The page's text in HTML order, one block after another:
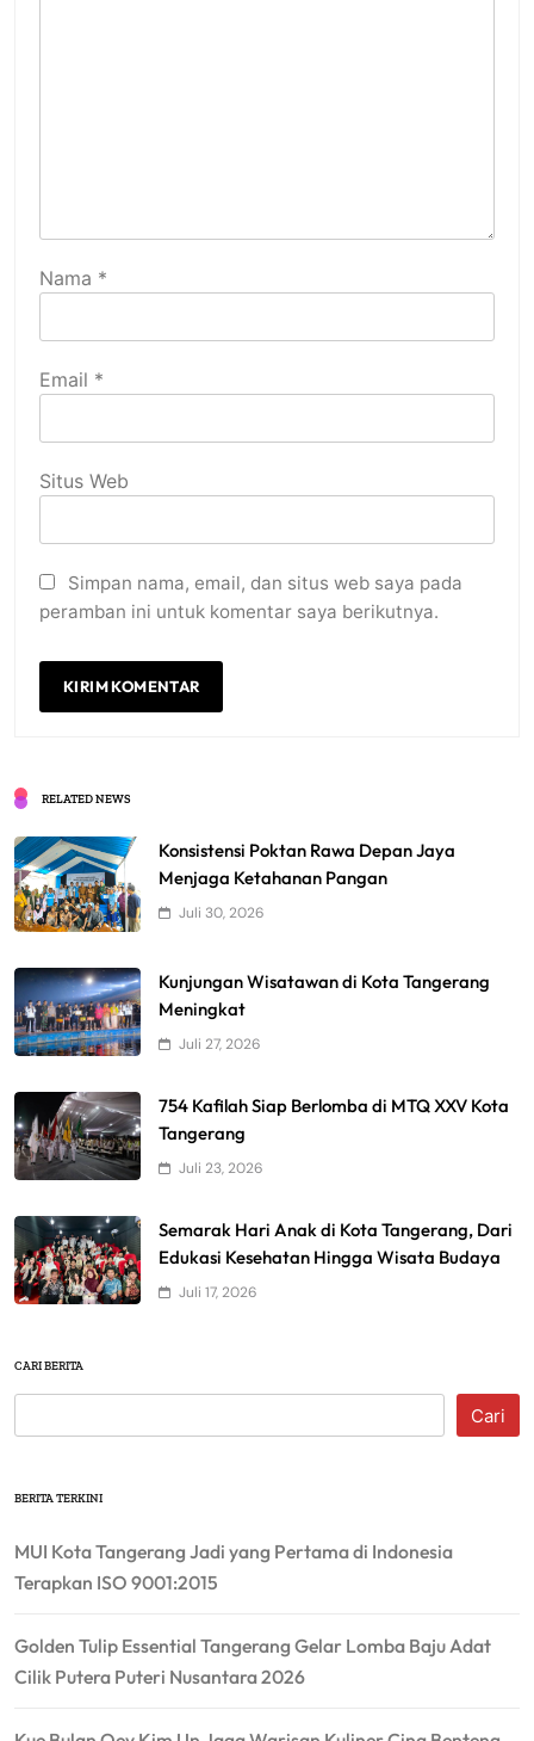
Nama *
Email *
Situs Web
Simpan nama, email, dan situs web saya pada
peramban ini untuk komentar saya berikutnya.
RELATED NEWS
Konsistensi Poktan Rawa Depan Jaya
Menjaga Ketahanan Pangan
Juli 30, 2026
Kunjungan Wisatawan di Kota Tangerang
Meningkat
Juli 27, 2026
754 Kafilah Siap Berlomba di MTQ XXV Kota
Tangerang
Juli 23, 2026
Semarak Hari Anak di Kota Tangerang, Dari
Edukasi Kesehatan Hingga Wisata Budaya
Juli 17, 2026
CARI BERITA
Cari
BERITA TERKINI
MUI Kota Tangerang Jadi yang Pertama di Indonesia
Terapkan ISO 9001:2015
Golden Tulip Essential Tangerang Gelar Lomba Baju Adat
Cilik Putera Puteri Nusantara 2026